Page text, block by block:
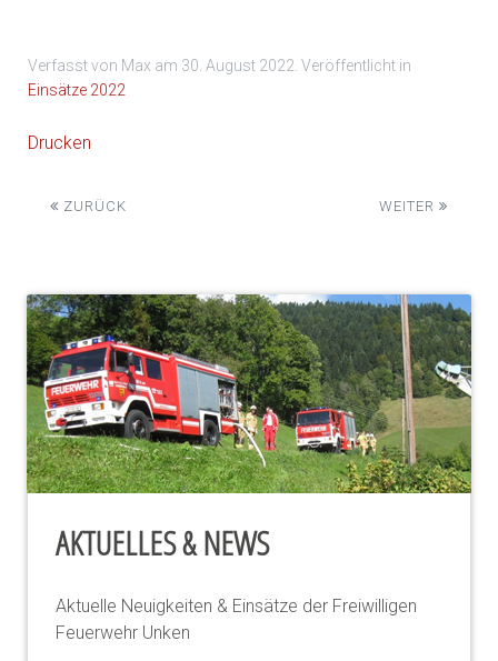
Verfasst von Max am 30. August 2022 . Veröffentlicht in
Einsätze 2022
Drucken
ZURÜCK WEITER
AKTUELLES & NEWS
Aktuelle Neuigkeiten & Einsätze der Freiwilligen
Feuerwehr Unken